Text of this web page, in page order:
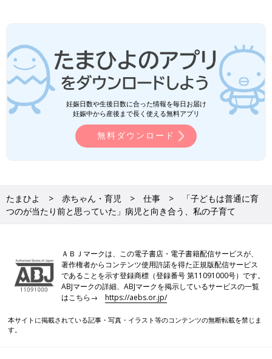
妊娠日数や生後日数に合った情報を毎日お届け
妊娠中から産後まで長く使える無料アプリ
無料ダウンロード
たまひよ 赤ちゃん・育児 仕事
「子どもは普通に育
つのが当たり前と思っていた」病児と向き合う、私の子育て
ＡＢＪマークは、この電子書店・電子書籍配信サービスが、
著作権者からコンテンツ使用許諾を得た正規版配信サービス
であることを示す登録商標（登録番号 第11091000号）です。
ABJマークの詳細、ABJマークを掲示しているサービスの一覧
はこちら→https://aebs.or.jp/
本サイトに掲載されている記事・写真・イラスト等のコンテンツの無断転載を禁じま
す。